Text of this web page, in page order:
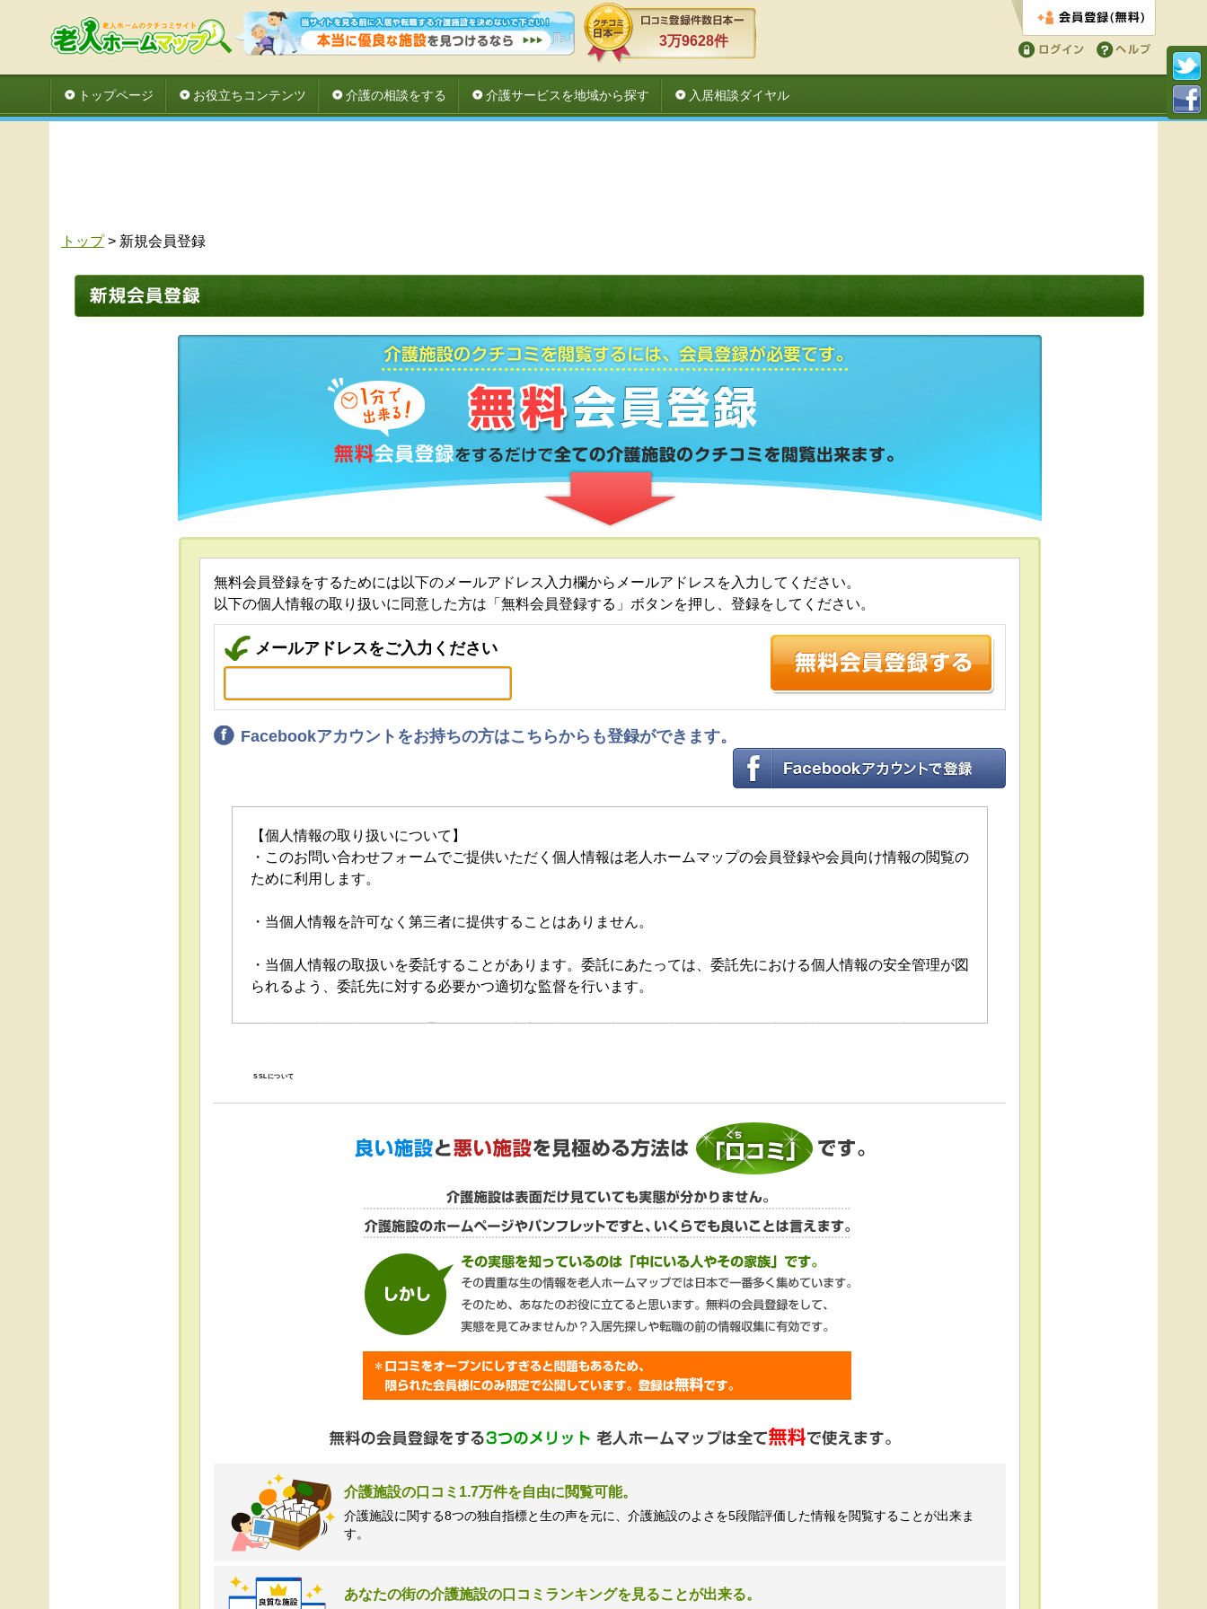
3万9628件
会員登録する
トップページ
お役立ちコンテンツ 介護の相談をする 介護サービスを地域から探す 入居相談ダイヤル
トップ> 新規会員登録
無料会員登録をするためには以下のメールアドレス入力欄からメールアドレスを入力してください。
以下の個人情報の取り扱いに同意した方は「無料会員登録する」ボタンを押し、登録をしてください。
メールアドレスをご入力ください
Facebookアカウントをお持ちの方はこちらからも登録ができます。
【個人情報の取り扱いについて】
・このお問い合わせフォームでご提供いただく個人情報は老人ホームマップの会員登録や会員向け情報の閲覧の
ために利用します。
・当個人情報を許可なく第三者に提供することはありません。
・当個人情報の取扱いを委託することがあります。委託にあたっては、委託先における個人情報の安全管理が図
られるよう、委託先に対する必要かつ適切な監督を行います。
口」で受け付けます。
・当ホームページではご利用状況の統計調査のためクッキー等を用いておりますが、これによる個人情報の取
＜個人情報苦情及び相談窓口＞
株式会社クリエイターズネクスト個人情報保護管理者 窪田望
TEL:0120-21-7070
（受付時間 10時～19時 土日祝日除く・営業のお電話はお断りいたします）
SSLについて
介護施設の口コミ1.7万件を自由に閲覧可能。
介護施設に関する8つの独自指標と生の声を元に、介護施設のよさを5段階評価した情報を閲覧することが出来ま
す。
あなたの街の介護施設の口コミランキングを見ることが出来る。